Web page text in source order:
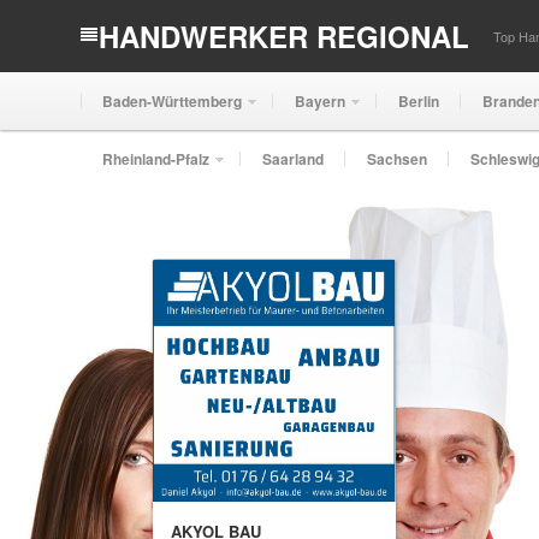
HANDWERKER REGIONAL Top
Baden-Württemberg Bayern Berlin
Rheinland-Pfalz Saarland Sachsen
AKYOL BAU